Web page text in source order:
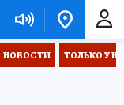
НОВОСТИ ТОЛЬКО У